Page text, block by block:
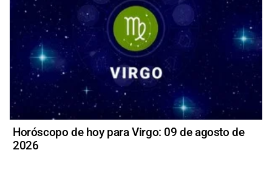
Horóscopo de hoy para Virgo: 09 de agosto de
2026